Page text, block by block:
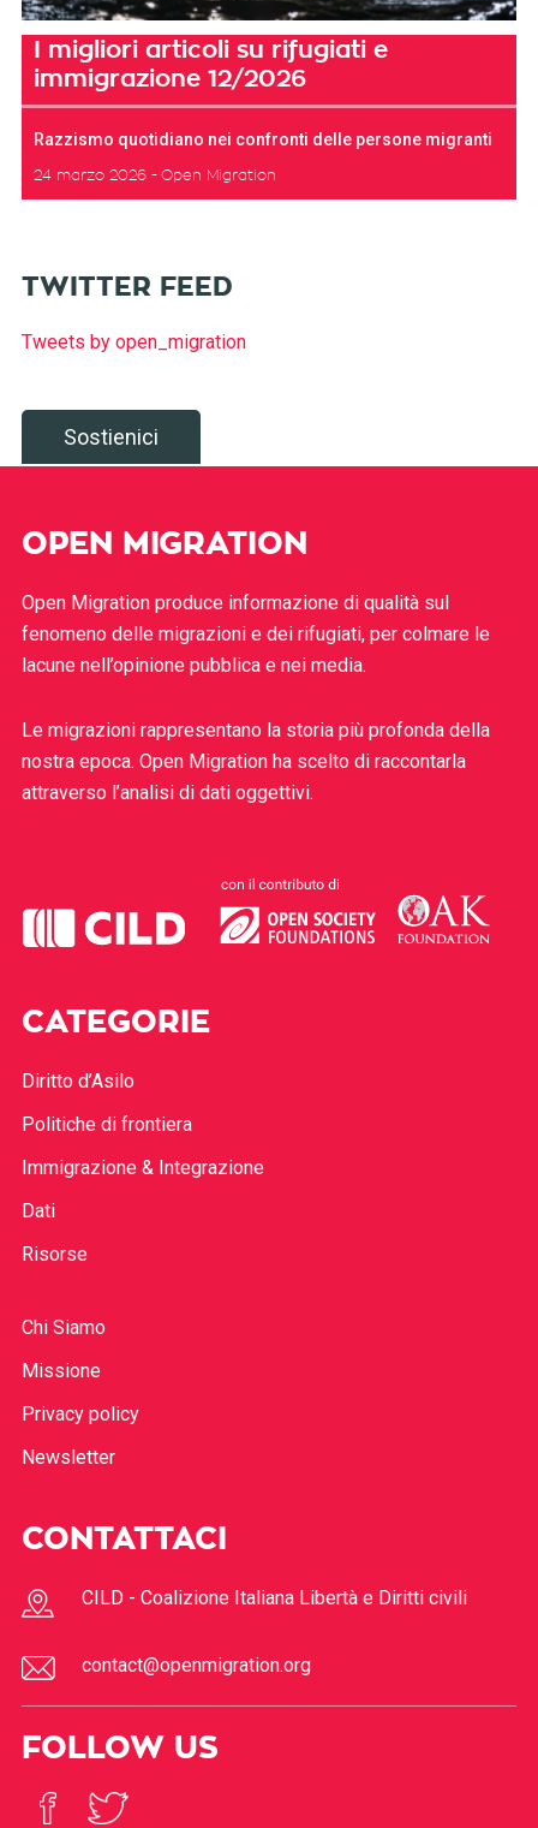
I migliori articoli su rifugiati e
immigrazione 12/2026
Razzismo quotidiano nei confronti delle persone migranti
24 marzo 2026 Open Migration
TWITTER FEED
Tweets by open_migration
Sostienici
OPEN MIGRATION
Open Migration produce informazione di qualità sul
fenomeno delle migrazioni e dei rifugiati, per colmare le
lacune nell’opinione pubblica e nei media.
Le migrazioni rappresentano la storia più profonda della
nostra epoca. Open Migration ha scelto di raccontarla
attraverso l’analisi di dati oggettivi.
CATEGORIE
Diritto d’Asilo
Politiche di frontiera
Immigrazione & Integrazione
Dati
Risorse
Chi Siamo
Missione
Privacy policy
Newsletter
CONTATTACI
CILD - Coalizione Italiana Libertà e Diritti civili
contact@openmigration.org
FOLLOW US